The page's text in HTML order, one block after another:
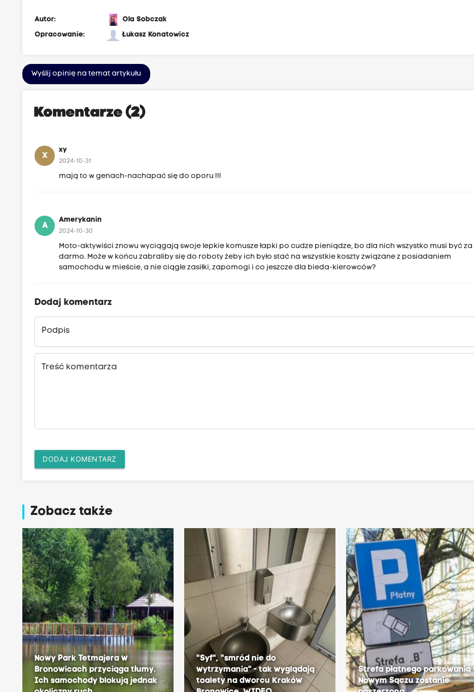
Autor:
Ola Sobczak
Opracowanie:
Łukasz Konatowicz
Wyślij opinię na temat artykułu
Komentarze (2)
X
xy
2024-10-31
mają to w genach-nachapać się do oporu !!!
A
Amerykanin
2024-10-30
Moto-aktywiści znowu wyciągają swoje lepkie komusze łapki po cudze pieniądze, bo dla nich wszystko musi być za
darmo. Może w końcu zabraliby się do roboty żeby ich było stać na wszystkie koszty związane z posiadaniem
samochodu w mieście, a nie ciągle zasiłki, zapomogi i co jeszcze dla bieda-kierowców?
Dodaj komentarz
Podpis
Treść komentarza
DODAJ KOMENTARZ
Zobacz także
Nowy Park Tetmajera w
Bronowicach przyciąga tłumy.
Ich samochody blokują jednak
"Syf", "smród nie do
wytrzymania" - tak wyglądają
toalety na dworcu Kraków
Strefa płatnego parkowania
Nowym Sączu zostanie